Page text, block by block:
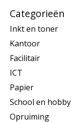
Categorieën
Inkt en toner
Kantoor
Facilitair
ICT
Papier
School en hobby
Opruiming